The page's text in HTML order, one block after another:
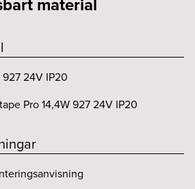
driftdon
(o)
(mm)
927 24V IP20
Pro 14,4W 927 24V IP20